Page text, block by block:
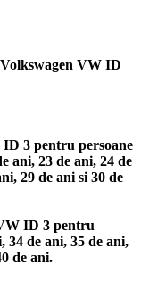
VW ID
3 pentru persoane
ani, 23 de ani, 24 de
29 de ani si 30 de
ID 3 pentru
34 de ani, 35 de ani,
de ani.